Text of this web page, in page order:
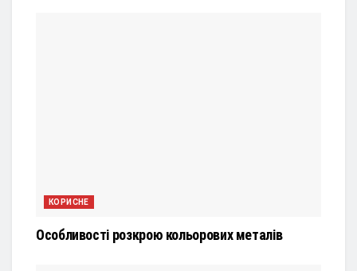
КОРИСНЕ
Особливості розкрою кольорових металів